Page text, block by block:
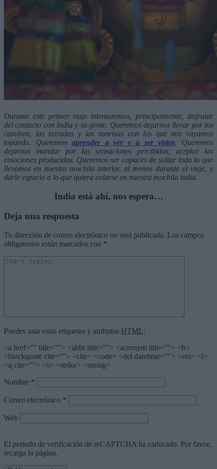
Durante este primer viaje intentaremos, principalmente, disfrutar
del contacto con India y su gente. Queremos dejarnos llevar por los
caminos, las miradas y las sonrisas con los que nos vayamos
topando. Queremosaprender a ver y a ser vistos. Queremos
dejarnos inundar por las sensaciones percibidas, aceptar las
emociones producidas. Queremos ser capaces de soltar todo lo que
llevamos en nuestra mochila interior, al menos durante el viaje, y
darle espacio a lo que quiera colarse en nuestra mochila india.
India está ahí, nos espera…
Deja una respuesta
Tu dirección de correo electrónico no será publicada. Los campos
obligatorios están marcados con *
Puedes usar estas etiquetas y atributos HTML:
<a href="" title=""> <abbr title=""> <acronym title=""> <b>
<blockquote cite=""> <cite> <code> <del datetime=""> <em> <i>
<q cite=""> <s> <strike> <strong>
Nombre *
Correo electrónico *
Web
El periodo de verificación de reCAPTCHA ha caducado. Por favor,
recarga la página.